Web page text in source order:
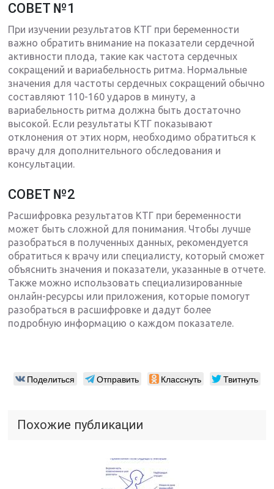
СОВЕТ №1
При изучении результатов КТГ при беременности
важно обратить внимание на показатели сердечной
активности плода, такие как частота сердечных
сокращений и вариабельность ритма. Нормальные
значения для частоты сердечных сокращений обычно
составляют 110-160 ударов в минуту, а
вариабельность ритма должна быть достаточно
высокой. Если результаты КТГ показывают
отклонения от этих норм, необходимо обратиться к
врачу для дополнительного обследования и
консультации.
СОВЕТ №2
Расшифровка результатов КТГ при беременности
может быть сложной для понимания. Чтобы лучше
разобраться в полученных данных, рекомендуется
обратиться к врачу или специалисту, который сможет
объяснить значения и показатели, указанные в отчете.
Также можно использовать специализированные
онлайн-ресурсы или приложения, которые помогут
разобраться в расшифровке и дадут более
подробную информацию о каждом показателе.
Поделиться Отправить Класснуть Твитнуть
Похожие публикации